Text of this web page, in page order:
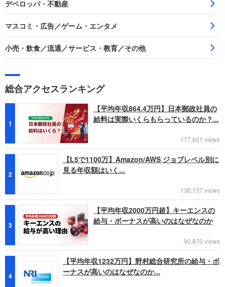
デベロッパ・不動産
マスコミ・広告／ゲーム・エンタメ
小売・飲食／流通／サービス・教育／その他
総合アクセスランキング
1
【平均年収864.4万円】日本郵政社員の
給料は実際いくらもらっているのか？...
177,621 views
2
【L5で1100万】Amazon/AWS ジョブレベル別に
見る年収額はいく...
136,137 views
3
【平均年収2000万円超】キーエンスの
給与・ボーナスが高いのはなぜなのか
90,870 views
4
【平均年収1232万円】野村総合研究所の給与・ボ
ーナスが高いのはなぜなのか...